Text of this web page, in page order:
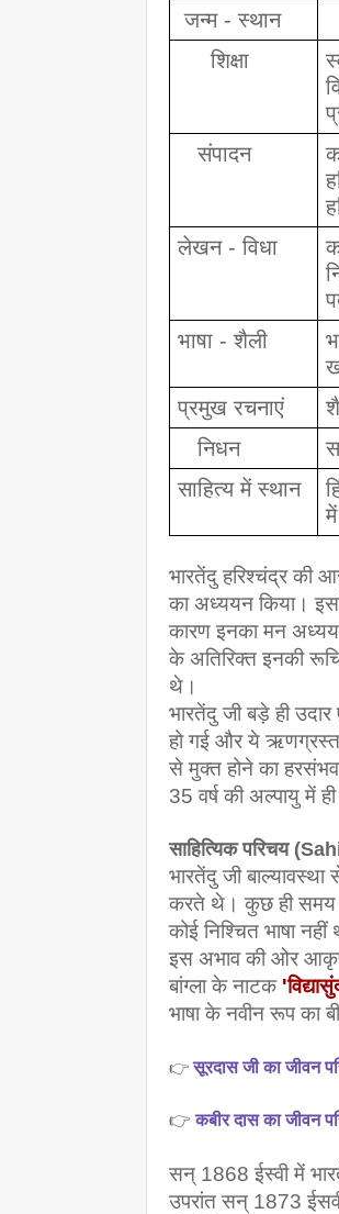
जन्म - स्थान
     शिक्षा
   संपादन
लेखन - विधा
भाषा - शैली
प्रमुख रचनाएं
   निधन
साहित्य में स्थान
भारतेंदु हरिश्चंद्र की
का अध्ययन किया।
कारण इनका मन
के अतिरिक्त इनकी
थे।
भारतेंदु जी बड़े ही
हो गई और ये ऋणग्रस्त
से मुक्त होने का
35 वर्ष की अल्पायु में
साहित्यिक परिचय
भारतेंदु जी
करते थे। कुछ ही समय
कोई निश्चित भाषा
इस अभाव की ओर
बांग्ला के नाटक '
भाषा के नवीन रूप का
👉सूरदास जी का जीवन
👉कबीर दास का जीवन
सन् 1868 ईस्वी में
उपरांत सन् 1873